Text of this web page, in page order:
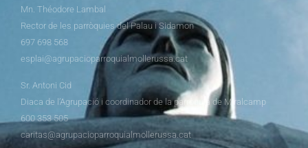
Mn. Théodore Lambal
Rector de les parròquies del Palau i Sidamon
697 698 568
esplai@agrupacioparroquialmollerussa.cat
Sr. Antoni Cid
Diaca de l’Agrupació i coordinador de la parròquia de Miralcamp
600 353 505
caritas@agrupacioparroquialmollerussa.cat